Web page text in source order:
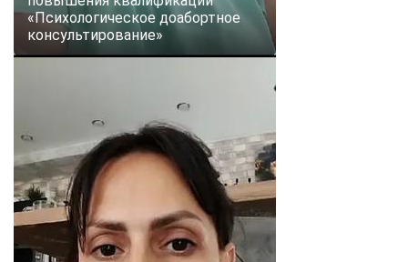
«Психологическое доабортное
консультирование»
Max